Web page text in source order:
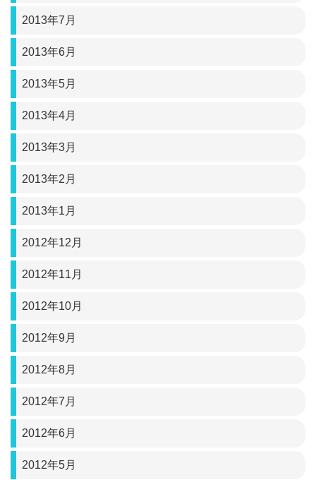
2013年7月
2013年6月
2013年5月
2013年4月
2013年3月
2013年2月
2013年1月
2012年12月
2012年11月
2012年10月
2012年9月
2012年8月
2012年7月
2012年6月
2012年5月